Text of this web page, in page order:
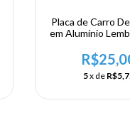
Placa de Carro
em Alumínio
Uzbekistan -
5x de